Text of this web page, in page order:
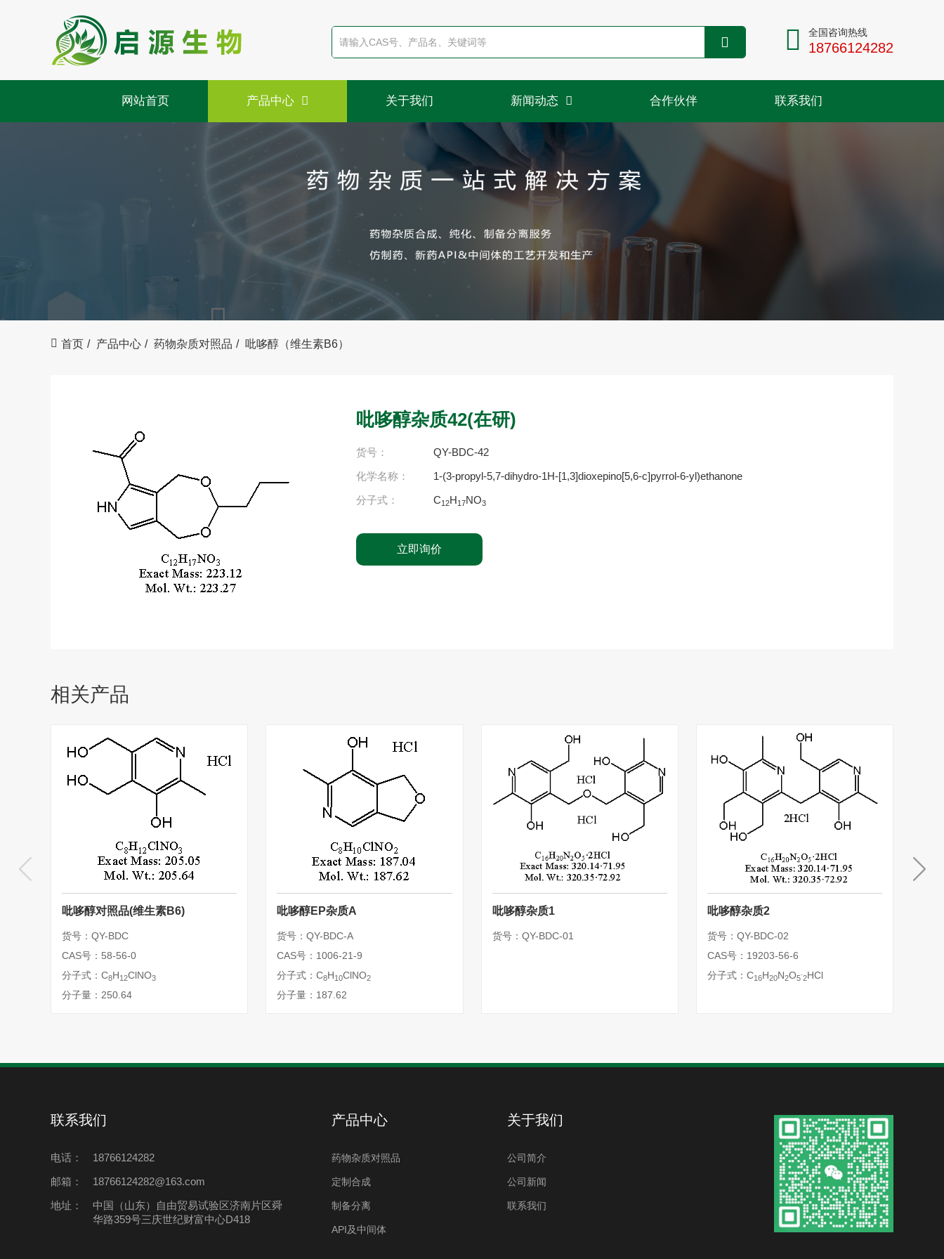
全国咨询热线
18766124282
网站首页 产品中心 关于我们 新闻动态 合作伙伴 联系我们
首页 产品中心 药物杂质对照品 吡哆醇（维生素B6）
吡哆醇杂质42(在研)
货号：
QY-BDC-42
化学名称：
1-(3-propyl-5,7-dihydro-1H-[1,3]dioxepino[5,6-c]pyrrol-6-yl)ethanone
分子式：
C12H17NO3
立即询价
相关产品
吡哆醇对照品(维生素B6)
货号：QY-BDC
CAS号：58-56-0
分子式：C8H12ClNO3
分子量：250.64
吡哆醇EP杂质A
货号：QY-BDC-A
CAS号：1006-21-9
分子式：C8H10ClNO2
分子量：187.62
吡哆醇杂质1
货号：QY-BDC-01
吡哆醇杂质2
货号：QY-BDC-02
CAS号：19203-56-6
分子式：C16H20N2O5 2HCl
联系我们
电话：
18766124282
邮箱：
18766124282@163.com
地址：
中国（山东）自由贸易试验区济南片区舜
华路359号三庆世纪财富中心D418
产品中心
药物杂质对照品
定制合成
制备分离
API及中间体
关于我们
公司简介
公司新闻
联系我们